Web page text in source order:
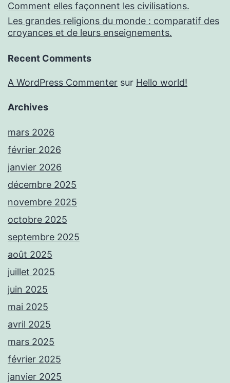
Comment elles façonnent les civilisations.
Les grandes religions du monde : comparatif des
croyances et de leurs enseignements.
Recent Comments
A WordPress Commenter sur Hello world!
Archives
mars 2026
février 2026
janvier 2026
décembre 2025
novembre 2025
octobre 2025
septembre 2025
août 2025
juillet 2025
juin 2025
mai 2025
avril 2025
mars 2025
février 2025
janvier 2025